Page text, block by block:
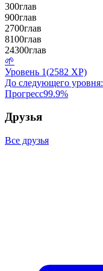
300глав
900глав
2700глав
8100глав
24300глав
🌱
Уровень 1(2582 XP)
До следующего уровня:
Прогресс99.9%
Друзья
Все друзья